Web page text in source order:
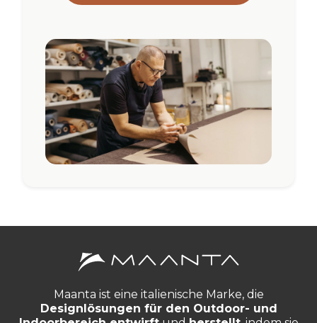
Maanta ist eine italienische Marke, die
Designlösungen für den Outdoor- und